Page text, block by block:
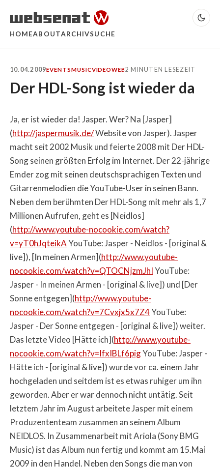
HOMEABOUTARCHIVSUCHE
10.04.2009EVENTSMUSICVIDEOWEB2 MINUTEN LESEZEIT
Der HDL-Song ist wieder da
Ja, er ist wieder da! Jasper. Wer? Na [Jasper]
(http://jaspermusik.de/Website von Jasper). Jasper
macht seit 2002 Musik und feierte 2008 mit Der HDL-
Song seinen größten Erfolg im Internet. Der 22-jährige
Emder zog mit seinen deutschsprachigen Texten und
Gitarrenmelodien die YouTube-User in seinen Bann.
Neben dem berühmten Der HDL-Song mit mehr als 1,7
Millionen Aufrufen, geht es [Neidlos]
(http://www.youtube-nocookie.com/watch?
v=yT0hJqteikAYouTube: Jasper - Neidlos - [original &
live]), [In meinen Armen](http://www.youtube-
nocookie.com/watch?v=QTOCNjzmJhIYouTube:
Jasper - In meinen Armen - [original & live]) und [Der
Sonne entgegen](http://www.youtube-
nocookie.com/watch?v=7Cvxjx5x7Z4YouTube:
Jasper - Der Sonne entgegen - [original & live]) weiter.
Das letzte Video [Hätte ich](http://www.youtube-
nocookie.com/watch?v=IfxIBLf6pigYouTube: Jasper -
Hätte ich - [original & live]) wurde vor ca. einem Jahr
hochgeladen und seitdem ist es etwas ruhiger um ihn
geworden. Aber er war dennoch nicht untätig. Seit
letztem Jahr im August arbeitete Jasper mit einem
Produzententeam zusammen an seinem Album
NEIDLOS. In Zusammenarbeit mit Ariola (Sony BMG
Music) ist das Album nun fertig und kommt am 15.Mai
2009 in den Handel. Neben den Songs die man von